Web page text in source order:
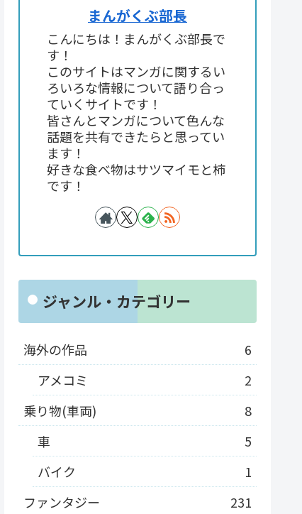
まんがくぶ部長
こんにちは！まんがくぶ部長で
す！
このサイトはマンガに関するい
ろいろな情報について語り合っ
ていくサイトです！
皆さんとマンガについて色んな
話題を共有できたらと思ってい
ます！
好きな食べ物はサツマイモと柿
です！
ジャンル・カテゴリー
海外の作品
6
アメコミ
2
乗り物(車両)
8
車
5
バイク
1
ファンタジー
231